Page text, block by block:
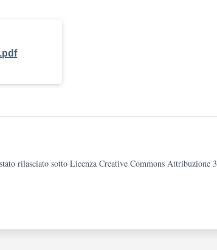
rilasciato sotto Licenza Creative Commons Attribuzione